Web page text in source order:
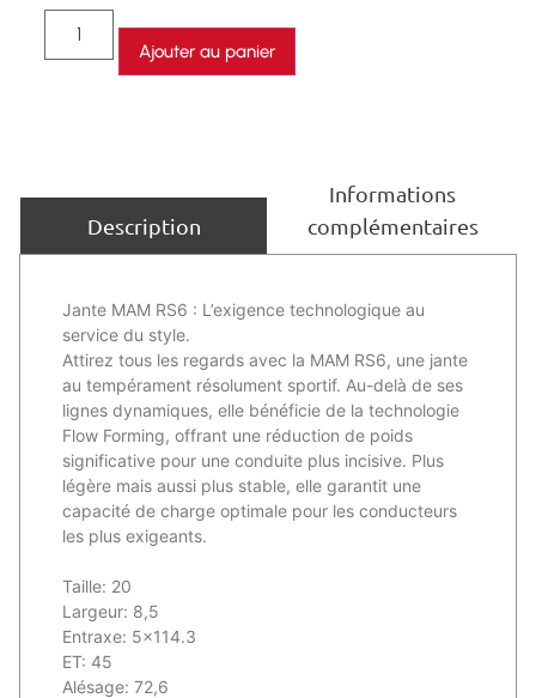
Ajouter au panier
Description
Informations
complémentaires
Jante MAM RS6 : L’exigence technologique au
service du style.
Attirez tous les regards avec la MAM RS6, une jante
au tempérament résolument sportif. Au-delà de ses
lignes dynamiques, elle bénéficie de la technologie
Flow Forming, offrant une réduction de poids
significative pour une conduite plus incisive. Plus
légère mais aussi plus stable, elle garantit une
capacité de charge optimale pour les conducteurs
les plus exigeants.
Taille: 20
Largeur: 8,5
Entraxe: 5×114.3
ET: 45
Alésage: 72,6